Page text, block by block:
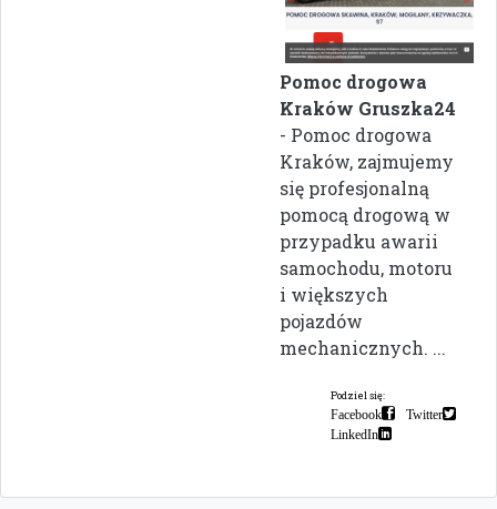
Pomoc drogowa
Kraków Gruszka24
- Pomoc drogowa
Kraków, zajmujemy
się profesjonalną
pomocą drogową w
przypadku awarii
samochodu, motoru
i większych
pojazdów
mechanicznych. ...
Podziel się:
Facebook
Twitter
LinkedIn